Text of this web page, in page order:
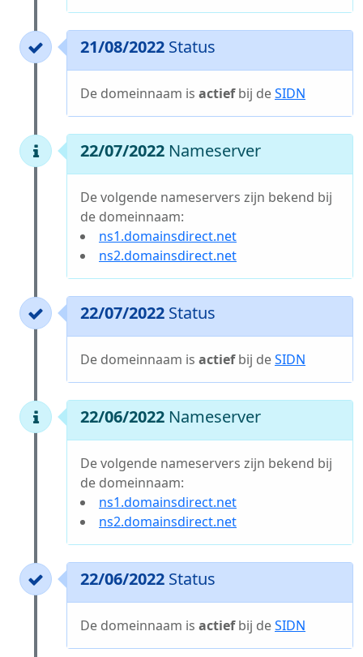
21/08/2022 Status
De domeinnaam is actiefbij deSIDN
22/07/2022 Nameserver
De volgende nameservers zijn bekend bij
de domeinnaam:
ns1.domainsdirect.net
ns2.domainsdirect.net
22/07/2022 Status
De domeinnaam is actiefbij deSIDN
22/06/2022 Nameserver
De volgende nameservers zijn bekend bij
de domeinnaam:
ns1.domainsdirect.net
ns2.domainsdirect.net
22/06/2022 Status
De domeinnaam is actiefbij deSIDN